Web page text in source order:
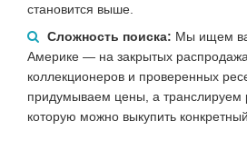
становится выше.
Сложность поиска: Мы ищем
Америке — на закрытых
коллекционеров и проверенных
придумываем цены, а транслируем
которую можно выкупить